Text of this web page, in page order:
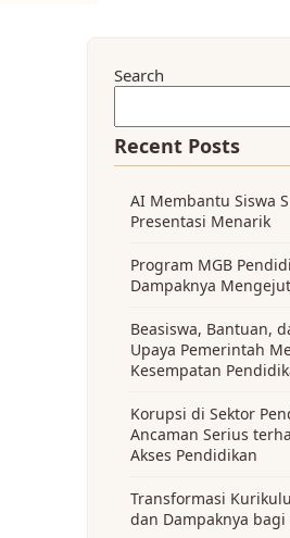
Search
Recent Posts
AI Membantu Siswa
Presentasi Menarik
Program MGB
Dampaknya
Beasiswa, Bantuan,
Upaya Pemerintah
Kesempatan
Korupsi di Sektor
Ancaman Serius
Akses Pendidikan
Transformasi
dan Dampaknya bagi